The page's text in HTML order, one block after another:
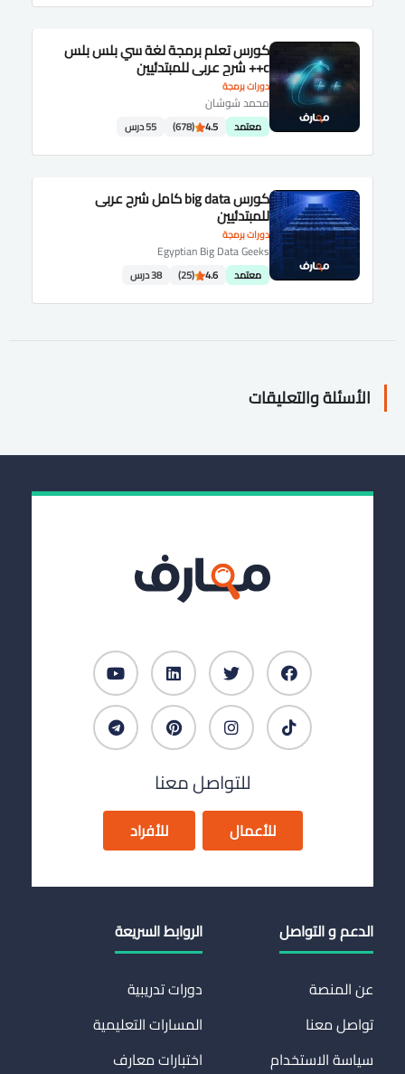
دورات برمجة
كورس تعلم برمجة لغة سي بلس بلس
c++ شرح عربى للمبتدئيين
محمد شوشان
معتمد 4.5
(678) 55 درس
دورات برمجة
كورس big data كامل شرح عربى
للمبتدئيين
Egyptian Big Data Geeks
معتمد 4.6
(25) 38 درس
الأسئلة والتعليقات
للتواصل معنا
للأعمال للأفراد
الدعم و التواصل
عن المنصة
تواصل معنا
سياسة الاستخدام
الروابط السريعة
دورات تدريبية
المسارات التعليمية
اختبارات معارف